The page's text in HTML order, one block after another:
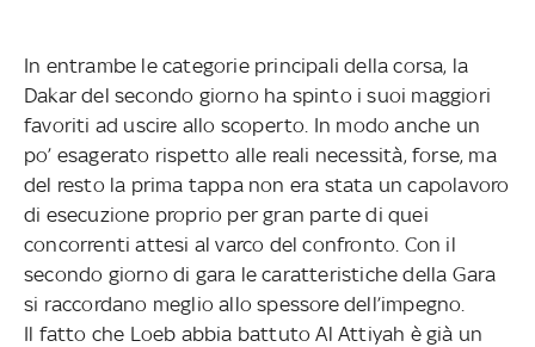
In entrambe le categorie principali della corsa, la
Dakar del secondo giorno ha spinto i suoi maggiori
favoriti ad uscire allo scoperto. In modo anche un
po’ esagerato rispetto alle reali necessità, forse, ma
del resto la prima tappa non era stata un capolavoro
di esecuzione proprio per gran parte di quei
concorrenti attesi al varco del confronto. Con il
secondo giorno di gara le caratteristiche della Gara
si raccordano meglio allo spessore dell’impegno.
Il fatto che Loeb abbia battuto Al Attiyah è già un